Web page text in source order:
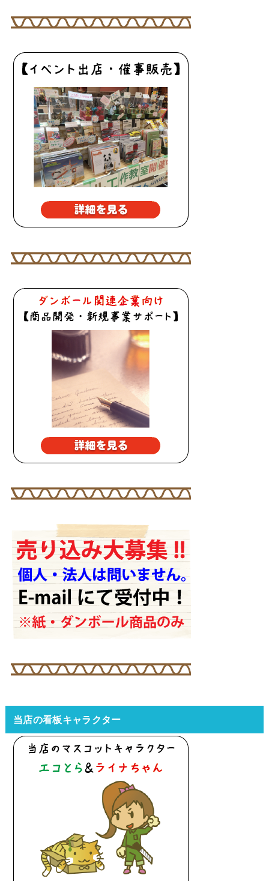
当店の看板キャラクター